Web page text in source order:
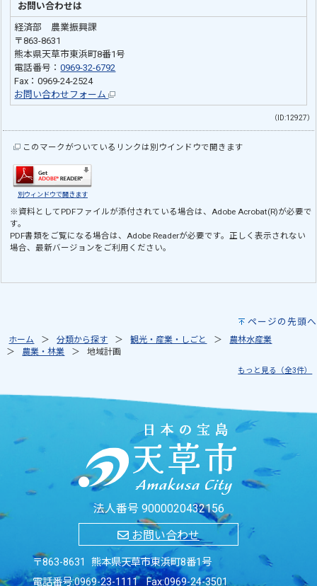
お問い合わせは
経済部 農業振興課
〒863-8631
熊本県天草市東浜町8番1号
電話番号：0969-32-6792
Fax：0969-24-2524
お問い合わせフォーム
（ID:12927）
このマークがついているリンクは別ウインドウで開きます
別ウィンドウで開きます
※資料としてPDFファイルが添付されている場合は、Adobe Acrobat(R)が必要で
す。
PDF書類をご覧になる場合は、Adobe Readerが必要です。正しく表示されない
場合、最新バージョンをご利用ください。
ページの先頭へ
ホーム 分類から探す 観光・産業・しごと
農林水産業
農業・林業
地域計画
もっと見る（全3件）
法人番号 9000020432156
お問い合わせ
〒863-8631 熊本県天草市東浜町8番1号
電話番号:0969-23-1111Fax:0969-24-3501